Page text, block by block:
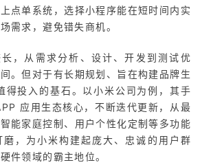
点单系统，选择小程序能在短时间内实
需求，避免错失商机。
，从需求分析、设计、开发到测试优
。但对于有长期规划、旨在构建品牌生
得投入的基石。以小米公司为例，其手
应用生态核心，不断迭代更新，从最
能家庭控制、用户个性化定制等多功能
，为小米构建起庞大、忠诚的用户群
件领域的霸主地位。